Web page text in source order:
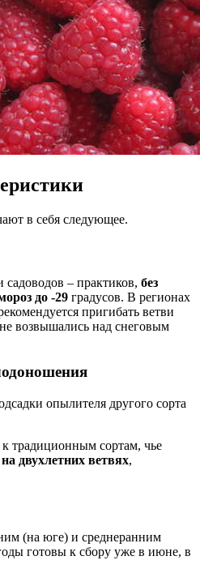
в себя следующее.
– практиков, без
до -29 градусов. В регионах
пригибать ветви
возвышались над снеговым
опылителя другого сорта
традиционным сортам, чье
двухлетних ветвях,
(на юге) и среднеранним
готовы к сбору уже в июне, в